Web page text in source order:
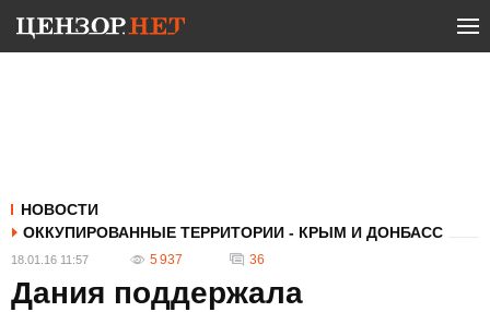
НОВОСТИ
ОККУПИРОВАННЫЕ ТЕРРИТОРИИ - КРЫМ И ДОНБАСС
18.01.16 11:57 5 937 36
Дания поддержала